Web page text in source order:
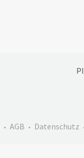
AGB Datenschutz